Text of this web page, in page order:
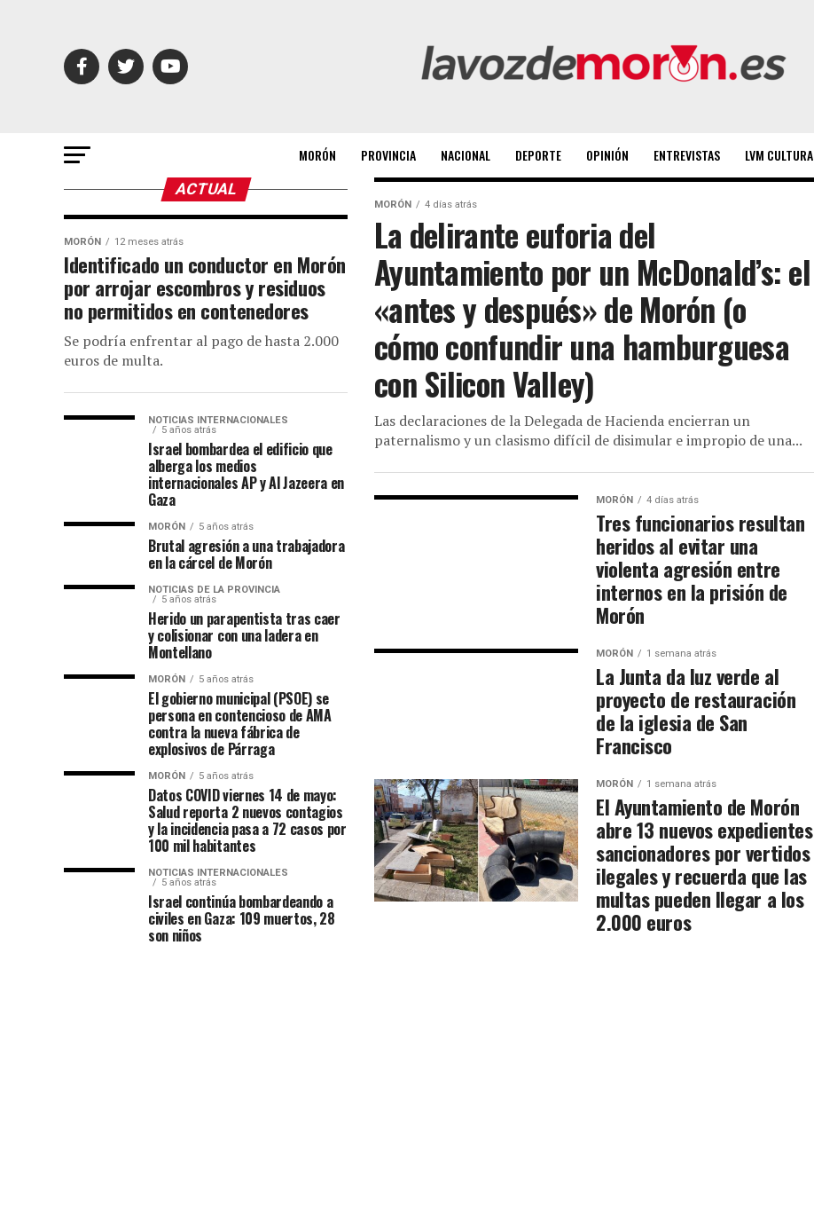
MORÓN PROVINCIA NACIONAL DEPORTE OPINIÓN ENTREVISTAS LVM CULTURA
MORÓN 4 días atrás
La delirante euforia del
Ayuntamiento por un McDonald’s: el
«antes y después» de Morón (o
cómo confundir una hamburguesa
con Silicon Valley)
Las declaraciones de la Delegada de Hacienda encierran un
paternalismo y un clasismo difícil de disimular e impropio de una...
MORÓN 4 días atrás
Tres funcionarios resultan
heridos al evitar una
violenta agresión entre
internos en la prisión de
Morón
MORÓN 1 semana atrás
La Junta da luz verde al
proyecto de restauración
de la iglesia de San
Francisco
MORÓN 1 semana atrás
El Ayuntamiento de Morón
abre 13 nuevos expedientes
sancionadores por vertidos
ilegales y recuerda que las
multas pueden llegar a los
2.000 euros
ACTUAL
MORÓN 12 meses atrás
Identificado un conductor en Morón
por arrojar escombros y residuos
no permitidos en contenedores
Se podría enfrentar al pago de hasta 2.000
euros de multa.
NOTICIAS INTERNACIONALES
5 años atrás
Israel bombardea el edificio que
alberga los medios
internacionales AP y Al Jazeera en
Gaza
MORÓN 5 años atrás
Brutal agresión a una trabajadora
en la cárcel de Morón
NOTICIAS DE LA PROVINCIA
5 años atrás
Herido un parapentista tras caer
y colisionar con una ladera en
Montellano
MORÓN 5 años atrás
El gobierno municipal (PSOE) se
persona en contencioso de AMA
contra la nueva fábrica de
explosivos de Párraga
MORÓN 5 años atrás
Datos COVID viernes 14 de mayo:
Salud reporta 2 nuevos contagios
y la incidencia pasa a 72 casos por
100 mil habitantes
NOTICIAS INTERNACIONALES
5 años atrás
Israel continúa bombardeando a
civiles en Gaza: 109 muertos, 28
son niños